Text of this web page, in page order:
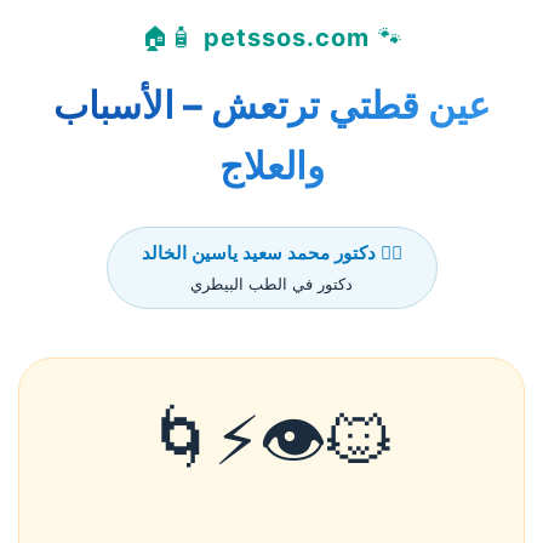
🐾
petssos.com
🧴🏠
عين قطتي ترتعش – الأسباب
والعلاج
👨‍⚕️ دكتور محمد سعيد ياسين الخالد
دكتور في الطب البيطري
🐱👁️⚡🌀